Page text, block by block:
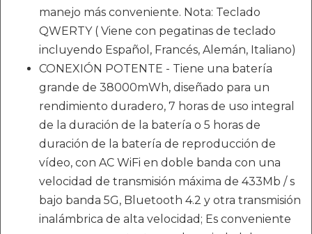
manejo más conveniente. Nota: Teclado
QWERTY ( Viene con pegatinas de teclado
incluyendo Español, Francés, Alemán, Italiano)
CONEXIÓN POTENTE - Tiene una batería
grande de 38000mWh, diseñado para un
rendimiento duradero, 7 horas de uso integral
de la duración de la batería o 5 horas de
duración de la batería de reproducción de
vídeo, con AC WiFi en doble banda con una
velocidad de transmisión máxima de 433Mb / s
bajo banda 5G, Bluetooth 4.2 y otra transmisión
inalámbrica de alta velocidad; Es conveniente